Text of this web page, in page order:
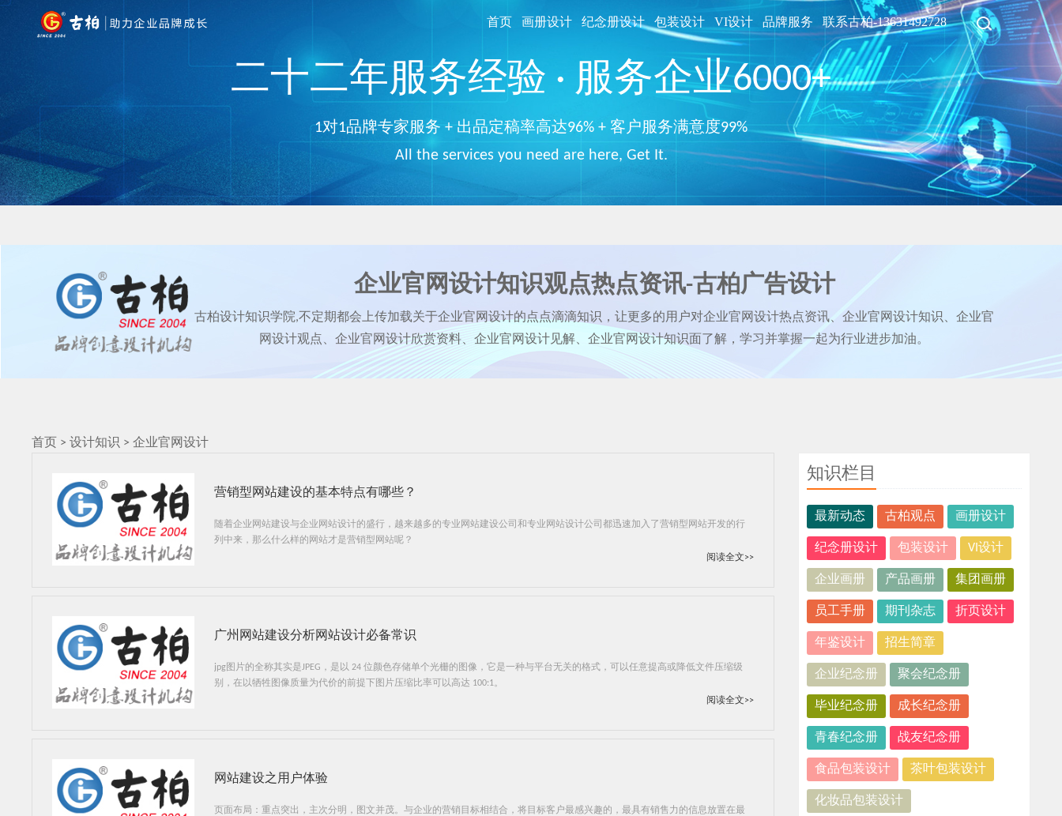
首页 画册设计 纪念册设计 包装设计 VI设计 品牌服务 联系古柏-13631492728
二十二年服务经验 · 服务企业6000+
1对1品牌专家服务 + 出品定稿率高达96% + 客户服务满意度99%
All the services you need are here, Get It.
企业官网设计知识观点热点资讯-古柏广告设计
古柏设计知识学院,不定期都会上传加载关于企业官网设计的点点滴滴知识，让更多的用户对企业官网设计热点资讯、企业官网设计知识、企业官
网设计观点、企业官网设计欣赏资料、企业官网设计见解、企业官网设计知识面了解，学习并掌握一起为行业进步加油。
首页 >设计知识 >企业官网设计
营销型网站建设的基本特点有哪些？
随着企业网站建设与企业网站设计的盛行，越来越多的专业网站建设公司和专业网站设计公司都迅速加入了营销型网站开发的行
列中来，那么什么样的网站才是营销型网站呢？
阅读全文>>
广州网站建设分析网站设计必备常识
jpg图片的全称其实是JPEG，是以 24 位颜色存储单个光栅的图像，它是一种与平台无关的格式，可以任意提高或降低文件压缩级
别，在以牺牲图像质量为代价的前提下图片压缩比率可以高达 100:1。
阅读全文>>
网站建设之用户体验
页面布局：重点突出，主次分明，图文并茂。与企业的营销目标相结合，将目标客户最感兴趣的，最具有销售力的信息放置在最
知识栏目
最新动态 古柏观点 画册设计
纪念册设计 包装设计 VI设计
企业画册 产品画册 集团画册
员工手册 期刊杂志 折页设计
年鉴设计 招生简章
企业纪念册 聚会纪念册
毕业纪念册 成长纪念册
青春纪念册 战友纪念册
食品包装设计 茶叶包装设计
化妆品包装设计